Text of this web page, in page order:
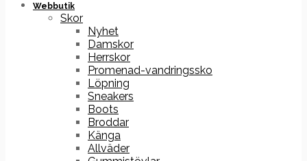
Webbutik
Skor
Nyhet
Damskor
Herrskor
Promenad-vandringssko
Löpning
Sneakers
Boots
Broddar
Känga
Allväder